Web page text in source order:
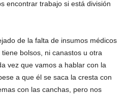
encontrar trabajo si está división
de la falta de insumos médicos
bolsos, ni canastos u otra
vez que vamos a hablar con la
a que él se saca la cresta con
con las canchas, pero nos